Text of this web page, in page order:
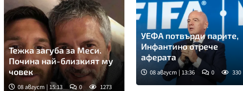
Тежка загуба за Меси.
Почина най-близкият му
човек
08 август | 15:13 0 1273
УЕФА потвърди парите,
Инфантино отрече
аферата
08 август | 13:36 0 330